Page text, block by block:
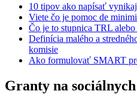
10 tipov ako napísať
Viete čo je pomoc de
Čo je to stupnica TRL
Definícia malého a
komisie
Ako formulovať SMART
Granty na